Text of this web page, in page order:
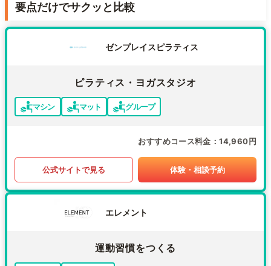
要点だけでサクッと比較
ゼンプレイスピラティス
ピラティス・ヨガスタジオ
マシン マット グループ
おすすめコース料金 14,960円
公式サイトで見る 体験・相談予約
エレメント
運動習慣をつくる